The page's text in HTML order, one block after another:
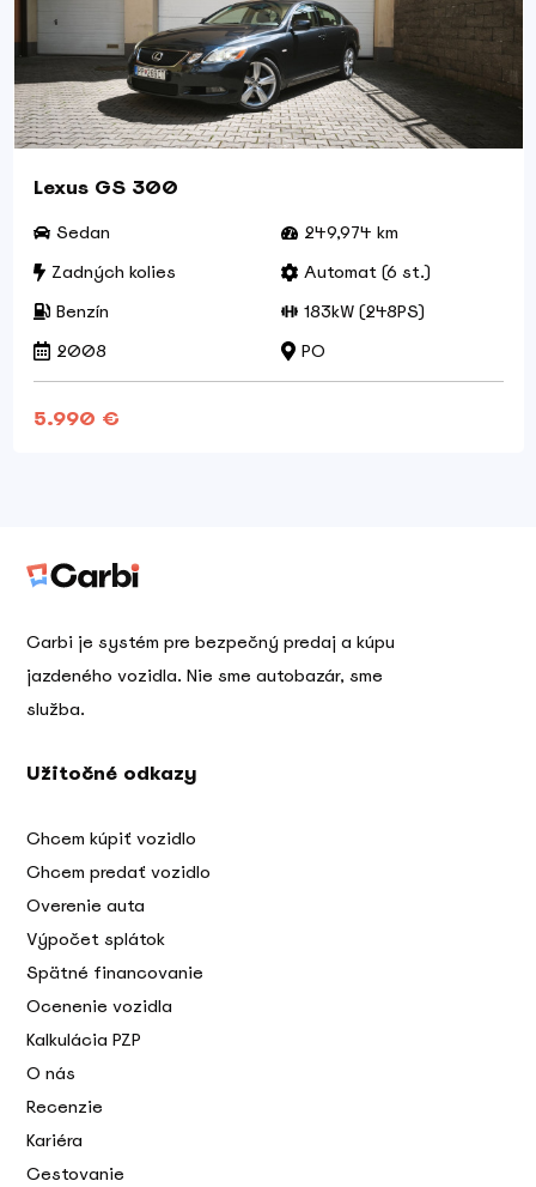
Lexus GS 300
Sedan
249,974 km
Zadných kolies
Automat (6 st.)
Benzín
183kW (248PS)
2008
PO
5.990 €
Carbi je systém pre bezpečný predaj a kúpu
jazdeného vozidla. Nie sme autobazár, sme
služba.
Užitočné odkazy
Chcem kúpiť vozidlo
Chcem predať vozidlo
Overenie auta
Výpočet splátok
Spätné financovanie
Ocenenie vozidla
Kalkulácia PZP
O nás
Recenzie
Kariéra
Cestovanie